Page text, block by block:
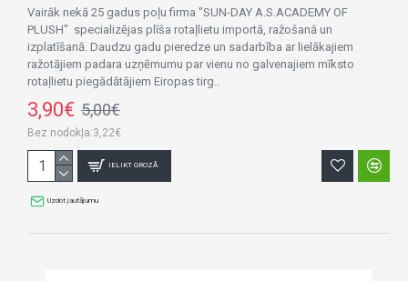
Vairāk nekā 25 gadus poļu firma "SUN-DAY A.S.ACADEMY OF
PLUSH" specializējas plīša rotaļlietu importā, ražošanā un
izplatīšanā. Daudzu gadu pieredze un sadarbība ar lielākajiem
ražotājiem padara uzņēmumu par vienu no galvenajiem mīksto
rotaļlietu piegādātājiem Eiropas tirg..
3,90€ 5,00€
Bez nodokļa:3,22€
IELIKT GROZĀ
Uzdot jautājumu